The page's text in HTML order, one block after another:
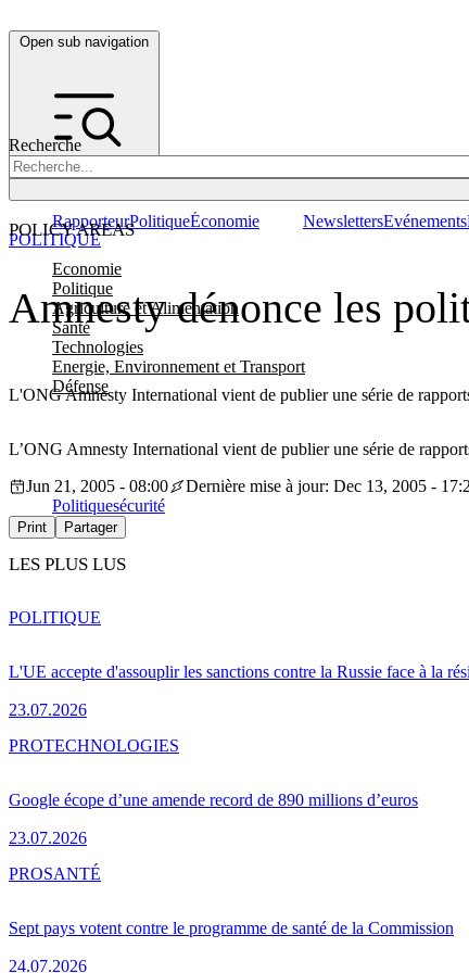
Open sub navigation
Recherche
POLICY AREAS
Economie
Politique
Agriculture et Alimentation
Santé
Technologies
Energie, Environnement et Transport
Défense
RapporteurPolitiqueÉconomie NewslettersEvénements
Amnesty dénonce les
L'ONG Amnesty International vient de publier une série de
POLITIQUE
L’ONG Amnesty International vient de publier une série de
Jun 21, 2005 - 08:00
Dernière mise à jour: Dec 13, 2005 -
Politiquesécurité
Print Partager
LES PLUS LUS
L'UE accepte d'assouplir les sanctions contre la Russie face à la
23.07.2026
POLITIQUE
Google écope d’une amende record de 890 millions d’euros
23.07.2026
PROTECHNOLOGIES
Sept pays votent contre le programme de santé de la Commission
24.07.2026
PROSANTÉ